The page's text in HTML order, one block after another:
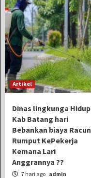
Artikel
Dinas lingkunga Hidup
Kab Batang hari
Bebankan biaya Racun
Rumput KePekerja
Kemana Lari
Anggrannya ??
7 hari ago admin